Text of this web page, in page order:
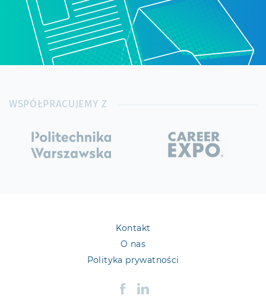
WSPÓŁPRACUJEMY Z
Kontakt
O nas
Polityka prywatności